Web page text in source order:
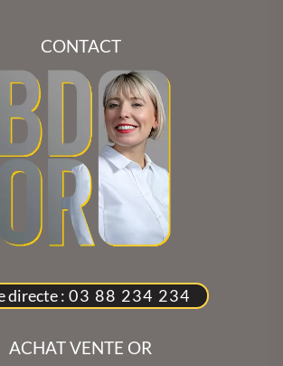
CONTACT
directe : 03 88 234 234
ACHAT VENTE OR